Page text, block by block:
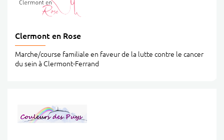
Clermont en Rose
Marche/course familiale en faveur de la lutte contre le cancer
du sein à Clermont-Ferrand